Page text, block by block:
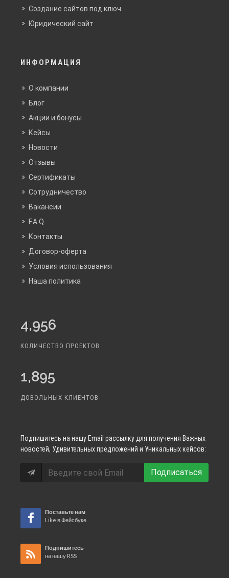
Создание сайтов под ключ
Юридический сайт
ИНФОРМАЦИЯ
О компании
Блог
Акции и бонусы
Кейсы
Новости
Отзывы
Сертификаты
Сотрудничество
Вакансии
F.A.Q.
Контакты
Договор-оферта
Условия использования
Наша политика
4,956
КОЛИЧЕСТВО ПРОЕКТОВ
1,895
ДОВОЛЬНЫХ КЛИЕНТОВ
Подпишитесь на нашу Email рассылку для получения Важных
новостей, Удивительных предложений и Уникальных кейсов:
Подписаться
Поставьте нам
Like в Фейсбуке
Подпишитесь
на нашу RSS